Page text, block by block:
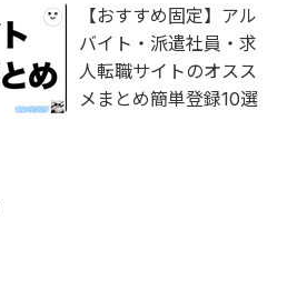
【おすすめ固定】アル
バイト・派遣社員・求
人転職サイトのオスス
メまとめ簡単登録10選